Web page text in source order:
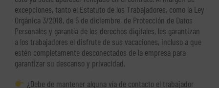
excepciones, tanto el Estatuto de los Trabajadores, como la Ley
Orgánica 3/2018, de 5 de diciembre, de Protección de Datos
Personales y garantía de los derechos digitales, les garantizan
a los trabajadores el disfrute de sus vacaciones, incluso a que
estén completamente desconectados de la empresa para
garantizar su descanso y privacidad.
¿Debe de mantener alguna vía de contacto el trabajador